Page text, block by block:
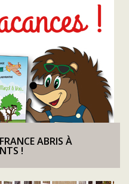
ABRIS À
!